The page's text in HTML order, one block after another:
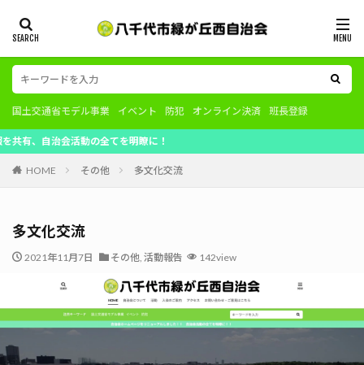
国土交通省モデル事業 イベント 防犯 オンライン決済 班長登録
会活動の全てを明瞭に！
HOME その他 多文化交流
多文化交流
2021年11月7日 その他, 活動報告 142view